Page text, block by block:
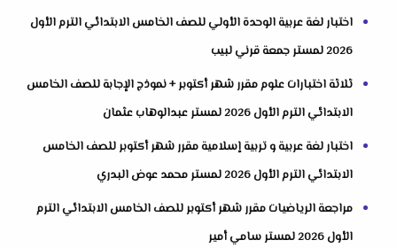
اختبار لغة عربية الوحدة الأولي للصف الخامس الابتدائي الترم الأول
2026 لمستر جمعة قرني لبيب
ثلاثة اختبارات علوم مقرر شهر أكتوبر + نموذج الإجابة للصف الخامس
الابتدائي الترم الأول 2026 لمستر عبدالوهاب عثمان
اختبار لغة عربية و تربية إسلامية مقرر شهر أكتوبر للصف الخامس
الابتدائي الترم الأول 2026 لمستر محمد عوض البدري
مراجعة الرياضيات مقرر شهر أكتوبر للصف الخامس الابتدائي الترم
الأول 2026 لمستر سامي أمير